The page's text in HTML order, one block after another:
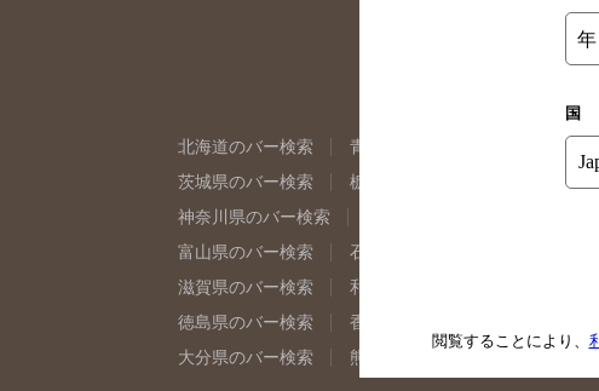
北海道のバー検索 青森県のバー検索 岩手県の
茨城県のバー検索
栃木県のバー検索 群馬県の
神奈川県のバー検索
富山県のバー検索
石川県のバー検索
滋賀県のバー検索
和歌山県のバー検索
徳島県のバー検索
香川県のバー検索
大分県のバー検索
熊本県のバー検索
年
国
閲覧することにより、